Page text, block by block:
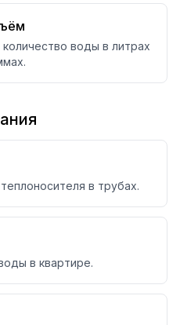
воды в литрах
в трубах.
в квартире.